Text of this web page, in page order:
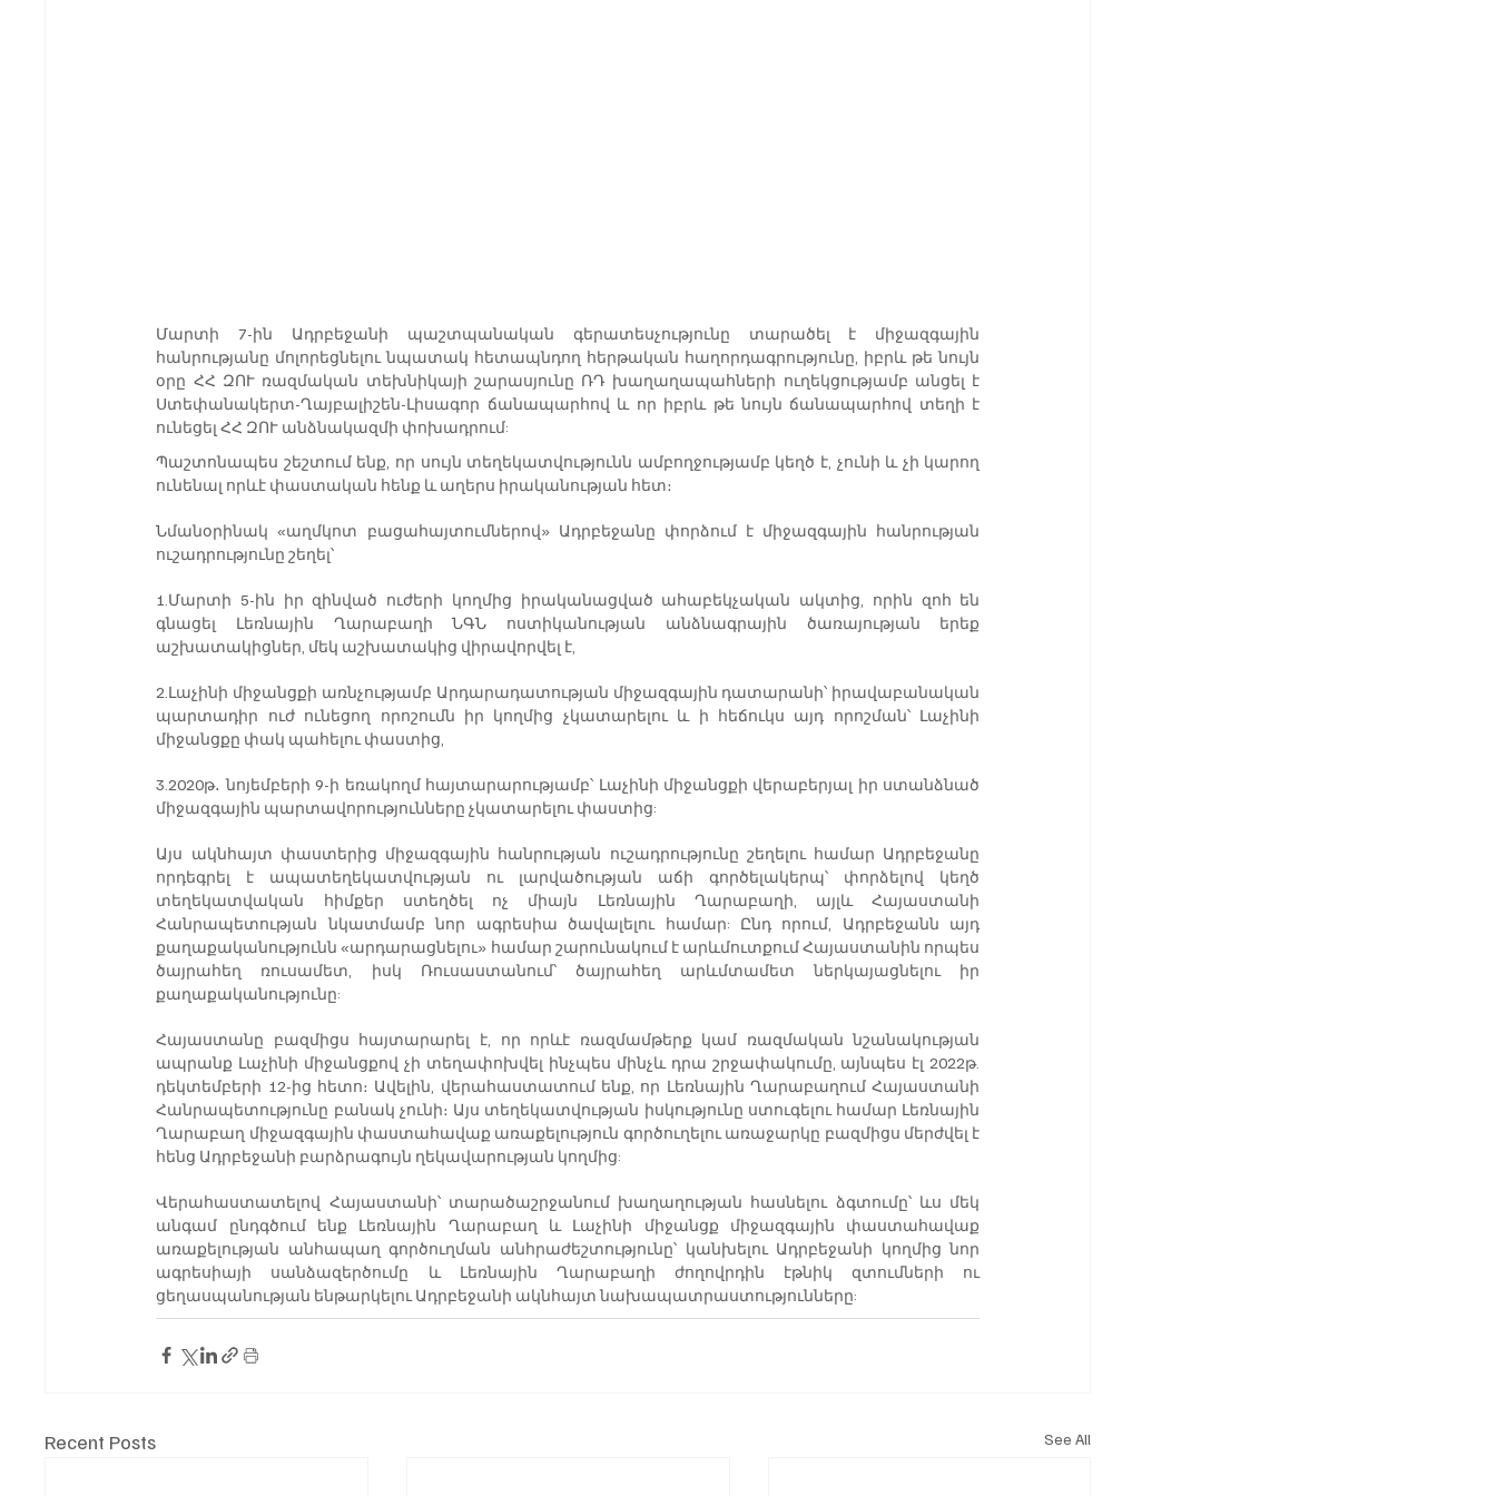
Մարտի 7-ին Ադրբեջանի պաշտպանական գերատեսչությունը տարածել է միջազգային
հանրությանը մոլորեցնելու նպատակ հետապնդող հերթական հաղորդագրությունը, իբրև թե նույն
օրը ՀՀ ԶՈՒ ռազմական տեխնիկայի շարասյունը ՌԴ խաղաղապահների ուղեկցությամբ անցել է
Ստեփանակերտ-Ղայբալիշեն-Լիսագոր ճանապարհով և որ իբրև թե նույն ճանապարհով տեղի է
ունեցել ՀՀ ԶՈՒ անձնակազմի փոխադրում:
Պաշտոնապես շեշտում ենք, որ սույն տեղեկատվությունն ամբողջությամբ կեղծ է, չունի և չի կարող
ունենալ որևէ փաստական հենք և աղերս իրականության հետ։
Նմանօրինակ «աղմկոտ բացահայտումներով» Ադրբեջանը փորձում է միջազգային հանրության
ուշադրությունը շեղել՝
1.Մարտի 5-ին իր զինված ուժերի կողմից իրականացված ահաբեկչական ակտից, որին զոհ են
գնացել Լեռնային Ղարաբաղի ՆԳՆ ոստիկանության անձնագրային ծառայության երեք
աշխատակիցներ, մեկ աշխատակից վիրավորվել է,
2.Լաչինի միջանցքի առնչությամբ Արդարադատության միջազգային դատարանի՝ իրավաբանական
պարտադիր ուժ ունեցող որոշումն իր կողմից չկատարելու և ի հեճուկս այդ որոշման՝ Լաչինի
միջանցքը փակ պահելու փաստից,
3.2020թ․ նոյեմբերի 9-ի եռակողմ հայտարարությամբ՝ Լաչինի միջանցքի վերաբերյալ իր ստանձնած
միջազգային պարտավորությունները չկատարելու փաստից:
Այս ակնհայտ փաստերից միջազգային հանրության ուշադրությունը շեղելու համար Ադրբեջանը
որդեգրել է ապատեղեկատվության ու լարվածության աճի գործելակերպ՝ փորձելով կեղծ
տեղեկատվական հիմքեր ստեղծել ոչ միայն Լեռնային Ղարաբաղի, այլև Հայաստանի
Հանրապետության նկատմամբ նոր ագրեսիա ծավալելու համար: Ընդ որում, Ադրբեջանն այդ
քաղաքականությունն «արդարացնելու» համար շարունակում է արևմուտքում Հայաստանին որպես
ծայրահեղ ռուսամետ, իսկ Ռուսաստանում՝ ծայրահեղ արևմտամետ ներկայացնելու իր
քաղաքականությունը:
Հայաստանը բազմիցս հայտարարել է, որ որևէ ռազմամթերք կամ ռազմական նշանակության
ապրանք Լաչինի միջանցքով չի տեղափոխվել ինչպես մինչև դրա շրջափակումը, այնպես էլ 2022թ.
դեկտեմբերի 12-ից հետո։ Ավելին, վերահաստատում ենք, որ Լեռնային Ղարաբաղում Հայաստանի
Հանրապետությունը բանակ չունի։ Այս տեղեկատվության իսկությունը ստուգելու համար Լեռնային
Ղարաբաղ միջազգային փաստահավաք առաքելություն գործուղելու առաջարկը բազմիցս մերժվել է
հենց Ադրբեջանի բարձրագույն ղեկավարության կողմից:
Վերահաստատելով Հայաստանի՝ տարածաշրջանում խաղաղության հասնելու ձգտումը՝ ևս մեկ
անգամ ընդգծում ենք Լեռնային Ղարաբաղ և Լաչինի միջանցք միջազգային փաստահավաք
առաքելության անհապաղ գործուղման անհրաժեշտությունը՝ կանխելու Ադրբեջանի կողմից նոր
ագրեսիայի սանձազերծումը և Լեռնային Ղարաբաղի ժողովրդին էթնիկ զտումների ու
ցեղասպանության ենթարկելու Ադրբեջանի ակնհայտ նախապատրաստությունները:
Recent Posts See All